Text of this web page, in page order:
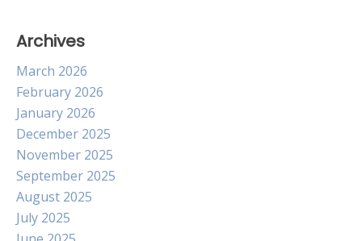
Archives
March 2026
February 2026
January 2026
December 2025
November 2025
September 2025
August 2025
July 2025